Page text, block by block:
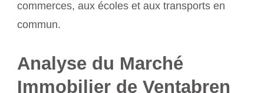
commerces, aux écoles et aux transports en
commun.
Analyse du Marché
Immobilier de Ventabren